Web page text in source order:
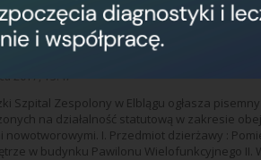
na dzierżawę pomieszczeń
2017, 13:47
Szpital Zespolony w Elblągu ogłasza
na działalność statutową w zakresie
nowotworowymi. I. Przedmiot dzierżawy :
w budynku Pawilonu Wielofunkcyjnego II.